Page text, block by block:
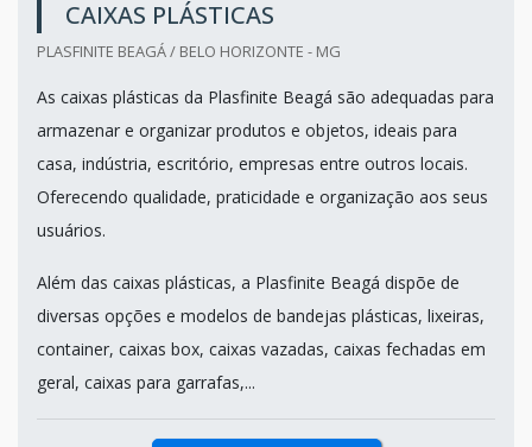
CAIXAS PLÁSTICAS
PLASFINITE BEAGÁ / BELO HORIZONTE - MG
As caixas plásticas da Plasfinite Beagá são adequadas para
armazenar e organizar produtos e objetos, ideais para
casa, indústria, escritório, empresas entre outros locais.
Oferecendo qualidade, praticidade e organização aos seus
usuários.
Além das caixas plásticas, a Plasfinite Beagá dispõe de
diversas opções e modelos de bandejas plásticas, lixeiras,
container, caixas box, caixas vazadas, caixas fechadas em
geral, caixas para garrafas,...